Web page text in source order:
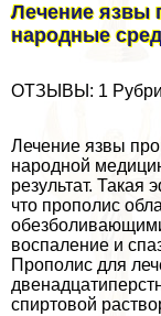
Лечение язвы
народные
ОТЗЫВЫ: 1
Лечение язвы
народной
результат. Такая
что прополис
воспаление и
Прополис для
спиртовой